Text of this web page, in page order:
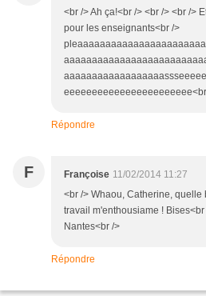
<br /> Ah ça!<br /> <br /> <br />
pour les enseignants<br />
Répondre
F Françoise 11/02/2014 11:27
<br /> Whaou, Catherine,
travail m'enthousiame !
Nantes<br />
Répondre